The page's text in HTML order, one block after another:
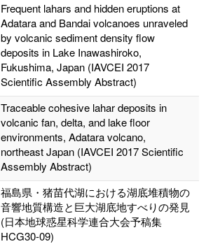
Frequent lahars and hidden eruptions at
Adatara and Bandai volcanoes unraveled
by volcanic sediment density flow
deposits in Lake Inawashiroko,
Fukushima, Japan (IAVCEI 2017
Scientific Assembly Abstract)
Traceable cohesive lahar deposits in
volcanic fan, delta, and lake floor
environments, Adatara volcano,
northeast Japan (IAVCEI 2017 Scientific
Assembly Abstract)
福島県・猪苗代湖における湖底堆積物の
音響地質構造と巨大湖底地すべりの発見
(日本地球惑星科学連合大会予稿集
HCG30-09)